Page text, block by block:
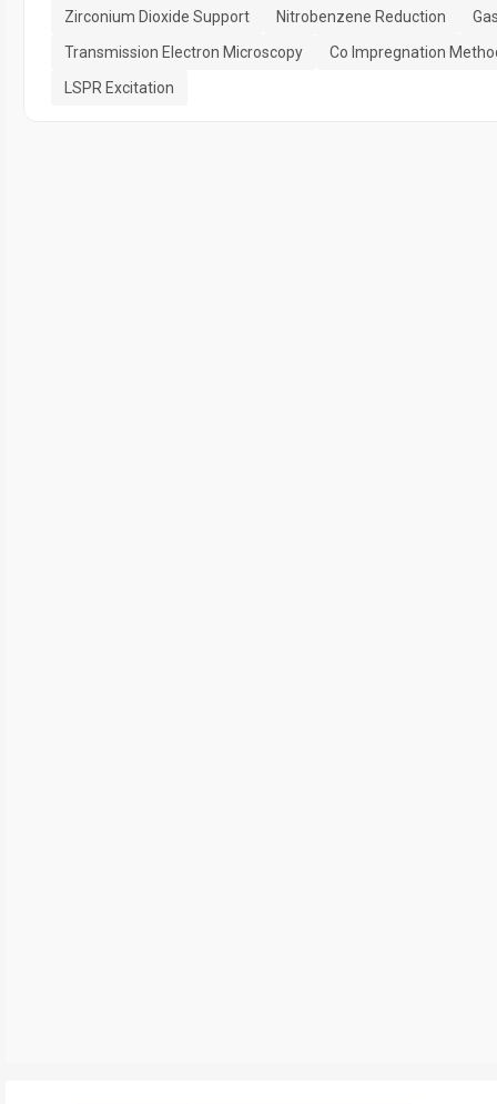
Zirconium Dioxide Support
Nitrobenzene Reduction
Transmission Electron Microscopy
Co Impregnation
LSPR Excitation